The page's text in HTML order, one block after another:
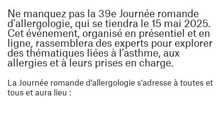
Ne manquez pas la 39e Journée romande
d’allergologie, qui se tiendra le 15 mai 2025.
Cet événement, organisé en présentiel et en
ligne, rassemblera des experts pour explorer
des thématiques liées à l’asthme, aux
allergies et à leurs prises en charge.
La Journée romande d’allergologie s'adresse à toutes et
tous et aura lieu :